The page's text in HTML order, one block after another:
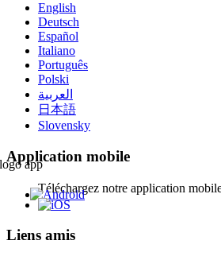
English
Deutsch
Español
Italiano
Português
Polski
العربية
日本語
Slovensky
Application mobile
Téléchargez notre application
Liens amis